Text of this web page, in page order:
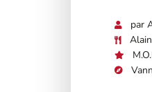
par